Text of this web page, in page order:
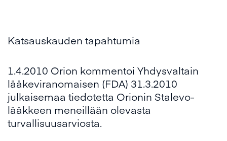
Katsauskauden tapahtumia
1.4.2010 Orion kommentoi Yhdysvaltain
lääkeviranomaisen (FDA) 31.3.2010
julkaisemaa tiedotetta Orionin Stalevo-
lääkkeen meneillään olevasta
turvallisuusarviosta.